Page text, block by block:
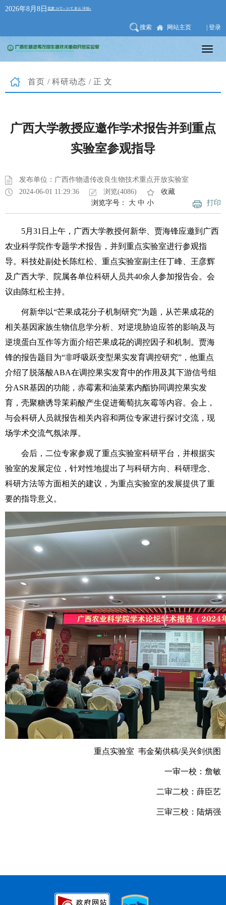
2026年8月8日
搜索 网站主页 | 登录
首页 / 科研动态 /正文
广西大学教授应邀作学术报告并到重点
实验室参观指导
发布单位：广西作物遗传改良生物技术重点开放实验室
2024-06-01 11:29:36
浏览(4086)
收藏
打印
浏览字号： 大 中 小
5月31日上午，广西大学教授何新华、贾海锋应邀到广西
农业科学院作专题学术报告，并到重点实验室进行参观指
导。科技处副处长陈红松、重点实验室副主任丁峰、王彦辉
及广西大学、院属各单位科研人员共40余人参加报告会。会
议由陈红松主持。
何新华以“芒果成花分子机制研究”为题，从芒果成花的
相关基因家族生物信息学分析、对逆境胁迫应答的影响及与
逆境蛋白互作等方面介绍芒果成花的调控因子和机制。贾海
锋的报告题目为“非呼吸跃变型果实发育调控研究”，他重点
介绍了脱落酸ABA在调控果实发育中的作用及其下游信号组
分ASR基因的功能，赤霉素和油菜素内酯协同调控果实发
育，壳聚糖诱导茉莉酸产生促进葡萄抗灰霉等内容。会上，
与会科研人员就报告相关内容和两位专家进行探讨交流，现
场学术交流气氛浓厚。
会后，二位专家参观了重点实验室科研平台，并根据实
验室的发展定位，针对性地提出了与科研方向、科研理念、
科研方法等方面相关的建议，为重点实验室的发展提供了重
要的指导意义。
重点实验室 韦金菊供稿/吴兴剑供图
一审一校：詹敏
二审二校：薛臣艺
三审三校：陆炳强